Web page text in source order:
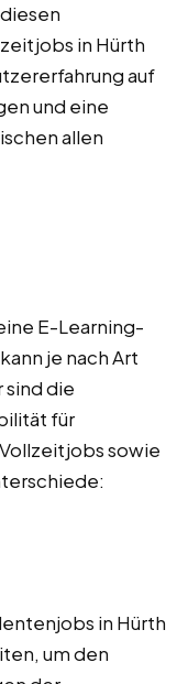
in Hürth
auf
und eine
allen
E-Learning-
je nach Art
sind die
für
sowie
in Hürth
um den